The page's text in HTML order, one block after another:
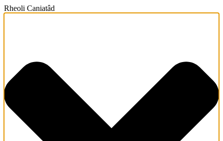
Rheoli Caniatâd